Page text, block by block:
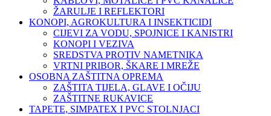
ŽARULJE I REFLEKTORI
KONOPI, AGROKULTURA I INSEKTICIDI
CIJEVI ZA VODU, SPOJNICE I KANISTRI
KONOPI I VEZIVA
SREDSTVA PROTIV NAMETNIKA
VRTNI PRIBOR, ŠKARE I MREŽE
OSOBNA ZAŠTITNA OPREMA
ZAŠTITA TIJELA, GLAVE I OČIJU
ZAŠTITNE RUKAVICE
TAPETE, SIMPATEX I PVC STOLNJACI